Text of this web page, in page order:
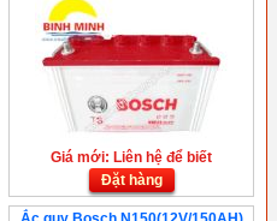
Giá mới: Liên hệ để biết
Đặt hàng